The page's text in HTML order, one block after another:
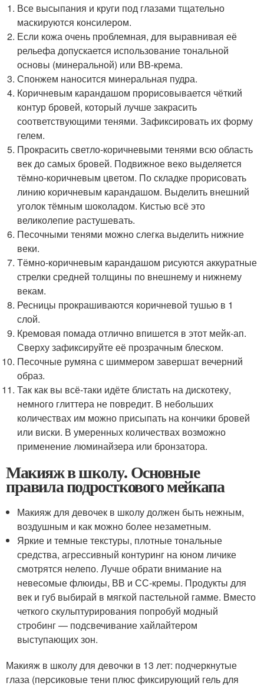
Все высыпания и круги под глазами тщательно
маскируются консилером.
Если кожа очень проблемная, для выравнивая её
рельефа допускается использование тональной
основы (минеральной) или ВВ-крема.
Спонжем наносится минеральная пудра.
Коричневым карандашом прорисовывается чёткий
контур бровей, который лучше закрасить
соответствующими тенями. Зафиксировать их форму
гелем.
Прокрасить светло-коричневыми тенями всю область
век до самых бровей. Подвижное веко выделяется
тёмно-коричневым цветом. По складке прорисовать
линию коричневым карандашом. Выделить внешний
уголок тёмным шоколадом. Кистью всё это
великолепие растушевать.
Песочными тенями можно слегка выделить нижние
веки.
Тёмно-коричневым карандашом рисуются аккуратные
стрелки средней толщины по внешнему и нижнему
векам.
Ресницы прокрашиваются коричневой тушью в 1
слой.
Кремовая помада отлично впишется в этот мейк-ап.
Сверху зафиксируйте её прозрачным блеском.
Песочные румяна с шиммером завершат вечерний
образ.
Так как вы всё-таки идёте блистать на дискотеку,
немного глиттера не повредит. В небольших
количествах им можно присыпать на кончики бровей
или виски. В умеренных количествах возможно
применение люминайзера или бронзатора.
Макияж в школу. Основные
правила подросткового мейкапа
Макияж для девочек в школу должен быть нежным,
воздушным и как можно более незаметным.
Яркие и темные текстуры, плотные тональные
средства, агрессивный контуринг на юном личике
смотрятся нелепо. Лучше обрати внимание на
невесомые флюиды, ВВ и СС-кремы. Продукты для
век и губ выбирай в мягкой пастельной гамме. Вместо
четкого скульптурирования попробуй модный
стробинг — подсвечивание хайлайтером
выступающих зон.
Макияж в школу для девочки в 13 лет: подчеркнутые
глаза (персиковые тени плюс фиксирующий гель для